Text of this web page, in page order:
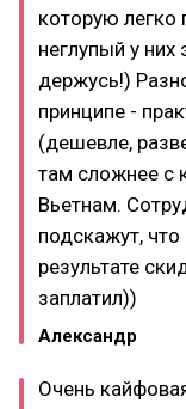
которую легко
неглупый у них
держусь!)
принципе -
(дешевле,
там сложнее с
Вьетнам.
подскажут,
результате
заплатил))
Александр
Очень